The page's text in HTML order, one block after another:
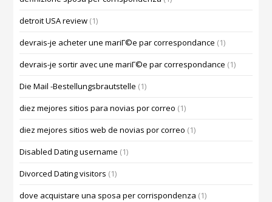
detroit USA review (1)
devrais-je acheter une mariГ©e par correspondance (1)
devrais-je sortir avec une mariГ©e par correspondance (1)
Die Mail -Bestellungsbrautstelle (1)
diez mejores sitios para novias por correo (1)
diez mejores sitios web de novias por correo (1)
Disabled Dating username (1)
Divorced Dating visitors (1)
dove acquistare una sposa per corrispondenza (1)